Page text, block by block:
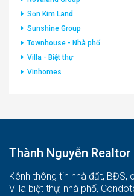
Sơn Kim Land
Sunshine Group
Townhouse - Nhà phố
Villa - Biệt thự
Vinhomes
Thành Nguyễn Realtor
Kênh thông tin nhà đất, BĐS,
Villa biệt thự, nhà phố,